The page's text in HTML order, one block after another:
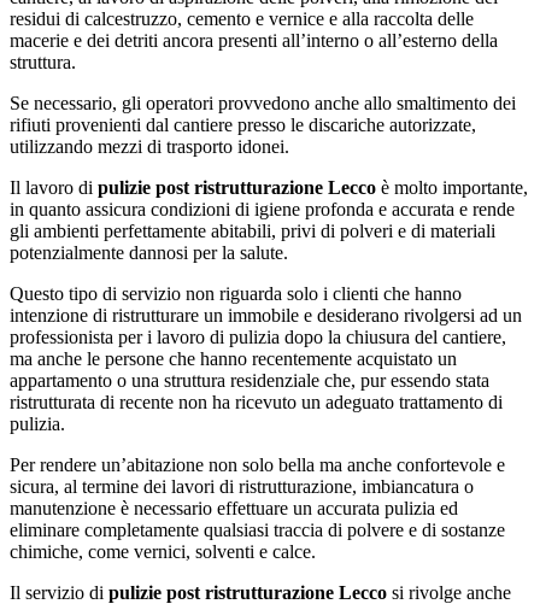
residui di calcestruzzo, cemento e vernice e alla raccolta delle
macerie e dei detriti ancora presenti all’interno o all’esterno della
struttura.
Se necessario, gli operatori provvedono anche allo smaltimento dei
rifiuti provenienti dal cantiere presso le discariche autorizzate,
utilizzando mezzi di trasporto idonei.
Il lavoro di pulizie post ristrutturazione Lecco è molto importante,
in quanto assicura condizioni di igiene profonda e accurata e rende
gli ambienti perfettamente abitabili, privi di polveri e di materiali
potenzialmente dannosi per la salute.
Questo tipo di servizio non riguarda solo i clienti che hanno
intenzione di ristrutturare un immobile e desiderano rivolgersi ad un
professionista per i lavoro di pulizia dopo la chiusura del cantiere,
ma anche le persone che hanno recentemente acquistato un
appartamento o una struttura residenziale che, pur essendo stata
ristrutturata di recente non ha ricevuto un adeguato trattamento di
pulizia.
Per rendere un’abitazione non solo bella ma anche confortevole e
sicura, al termine dei lavori di ristrutturazione, imbiancatura o
manutenzione è necessario effettuare un accurata pulizia ed
eliminare completamente qualsiasi traccia di polvere e di sostanze
chimiche, come vernici, solventi e calce.
Il servizio di pulizie post ristrutturazione Lecco si rivolge anche